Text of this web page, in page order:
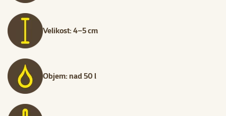
Velikost: 4–5 cm
Objem: nad 50 l